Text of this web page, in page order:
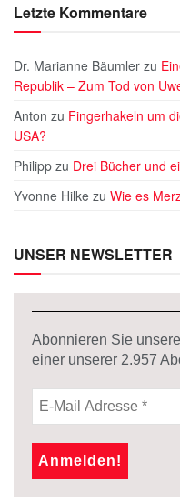
Letzte Kommentare
Dr. Marianne Bäumler zu
Republik – Zum Tod von
Anton zu Fingerhakeln um
USA?
Philipp zu Drei Bücher und
Yvonne Hilke zu Wie es
UNSER NEWSLETTER
Abonnieren Sie
einer unserer 2.957